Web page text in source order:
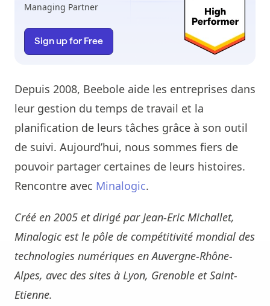
Managing Partner
Sign up for Free
Depuis 2008, Beebole aide les entreprises dans
leur gestion du temps de travail et la
planification de leurs tâches grâce à son outil
de suivi. Aujourd’hui, nous sommes fiers de
pouvoir partager certaines de leurs histoires.
Rencontre avec Minalogic.
Créé en 2005 et dirigé par Jean-Eric Michallet,
Minalogic est le pôle de compétitivité mondial des
technologies numériques en Auvergne-Rhône-
Alpes, avec des sites à Lyon, Grenoble et Saint-
Etienne.